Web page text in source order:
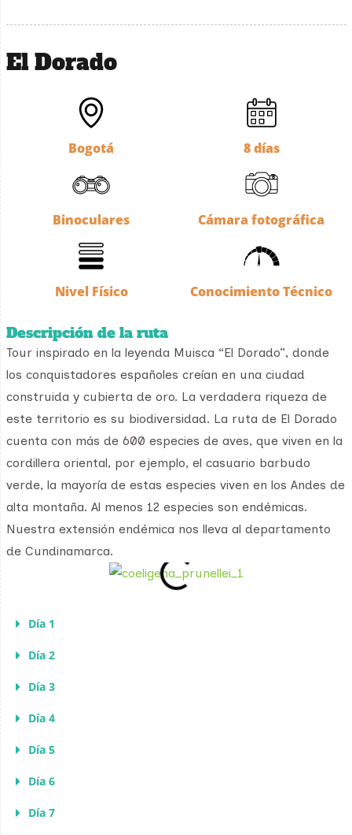
El Dorado
Bogotá 8 días
Binoculares Cámara fotográfica
Nivel Físico Conocimiento Técnico
Descripción de la ruta
Tour inspirado en la leyenda Muisca “El Dorado”, donde
los conquistadores españoles creían en una ciudad
construida y cubierta de oro. La verdadera riqueza de
este territorio es su biodiversidad. La ruta de El Dorado
cuenta con más de 600 especies de aves, que viven en la
cordillera oriental, por ejemplo, el casuario barbudo
verde, la mayoría de estas especies viven en los Andes de
alta montaña. Al menos 12 especies son endémicas.
Nuestra extensión endémica nos lleva al departamento
de Cundinamarca.
Día 1
Día 2
Día 3
Día 4
Día 5
Día 6
Día 7